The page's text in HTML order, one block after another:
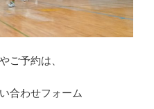
ご予約は、
合わせフォーム